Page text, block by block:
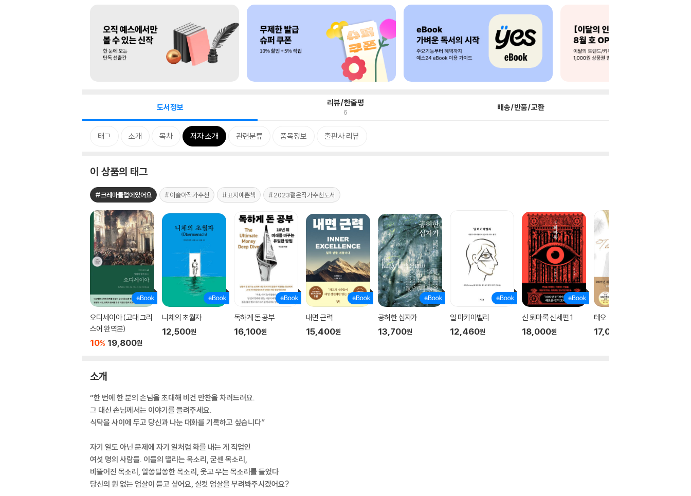
도서정보 리뷰/한줄평
6 배송/반품/교환
태그 소개 목차 저자 소개 관련분류 품목정보 출판사 리뷰
이 상품의 태그
#크레마클럽에있어요 #이슬아작가추천 #표지예쁜책 #2023젊은작가추천도서
오디세이아 (고대 그리
스어 완역본)
10% 19,800원
니체의 초월자
12,500원
독하게 돈 공부
16,100원
내면 근력
15,400원
공허한 십자가
13,700원
일 마키아벨리
12,460원
신 퇴마록 신세편 1
18,000원
테오
17,000
소개
“한 번에 한 분의 손님을 초대해 비건 만찬을 차려드려요.
그 대신 손님께서는 이야기를 들려주세요.
식탁을 사이에 두고 당신과 나눈 대화를 기록하고 싶습니다”
자기 일도 아닌 문제에 자기 일처럼 화를 내는 게 직업인
여섯 명의 사람들. 이들의 떨리는 목소리, 굳센 목소리,
비뚤어진 목소리, 알쏭달쏭한 목소리, 웃고 우는 목소리를 들었다
당신의 원 없는 엄살이 듣고 싶어요, 실컷 엄살을 부려봐주시겠어요?